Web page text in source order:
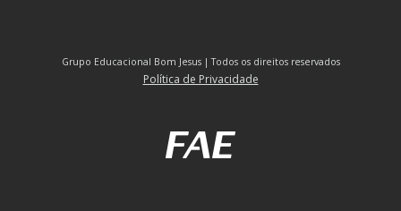
Grupo Educacional Bom Jesus | Todos os direitos reservados
Política de Privacidade